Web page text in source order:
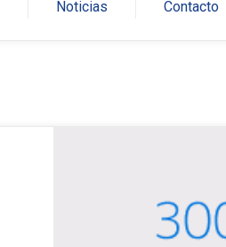
Noticias Contacto